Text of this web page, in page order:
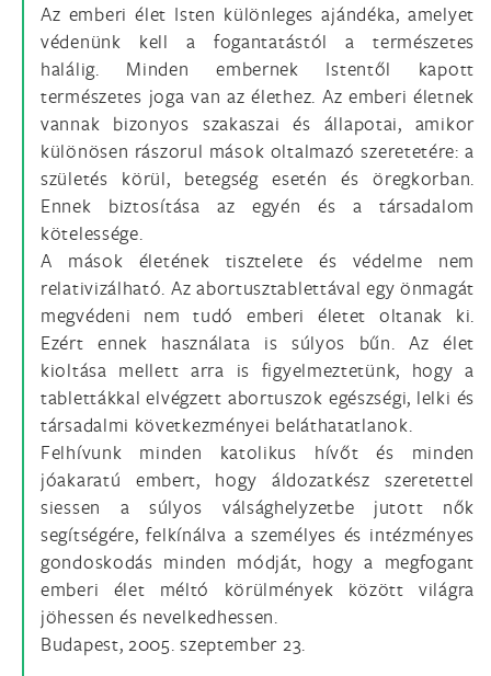
Az emberi élet Isten különleges ajándéka, amelyet
védenünk kell a fogantatástól a természetes
halálig. Minden embernek Istentől kapott
természetes joga van az élethez. Az emberi életnek
vannak bizonyos szakaszai és állapotai, amikor
különösen rászorul mások oltalmazó szeretetére: a
születés körül, betegség esetén és öregkorban.
Ennek biztosítása az egyén és a társadalom
kötelessége.
A mások életének tisztelete és védelme nem
relativizálható. Az abortusztablettával egy önmagát
megvédeni nem tudó emberi életet oltanak ki.
Ezért ennek használata is súlyos bűn. Az élet
kioltása mellett arra is figyelmeztetünk, hogy a
tablettákkal elvégzett abortuszok egészségi, lelki és
társadalmi következményei beláthatatlanok.
Felhívunk minden katolikus hívőt és minden
jóakaratú embert, hogy áldozatkész szeretettel
siessen a súlyos válsághelyzetbe jutott nők
segítségére, felkínálva a személyes és intézményes
gondoskodás minden módját, hogy a megfogant
emberi élet méltó körülmények között világra
jöhessen és nevelkedhessen.
Budapest, 2005. szeptember 23.